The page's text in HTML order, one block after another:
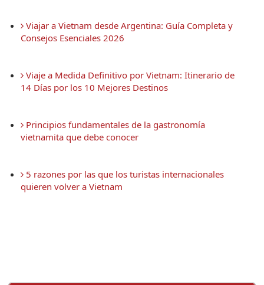
Viajar a Vietnam desde Argentina: Guía Completa y
Consejos Esenciales 2026
Viaje a Medida Definitivo por Vietnam: Itinerario de
14 Días por los 10 Mejores Destinos
Principios fundamentales de la gastronomía
vietnamita que debe conocer
5 razones por las que los turistas internacionales
quieren volver a Vietnam